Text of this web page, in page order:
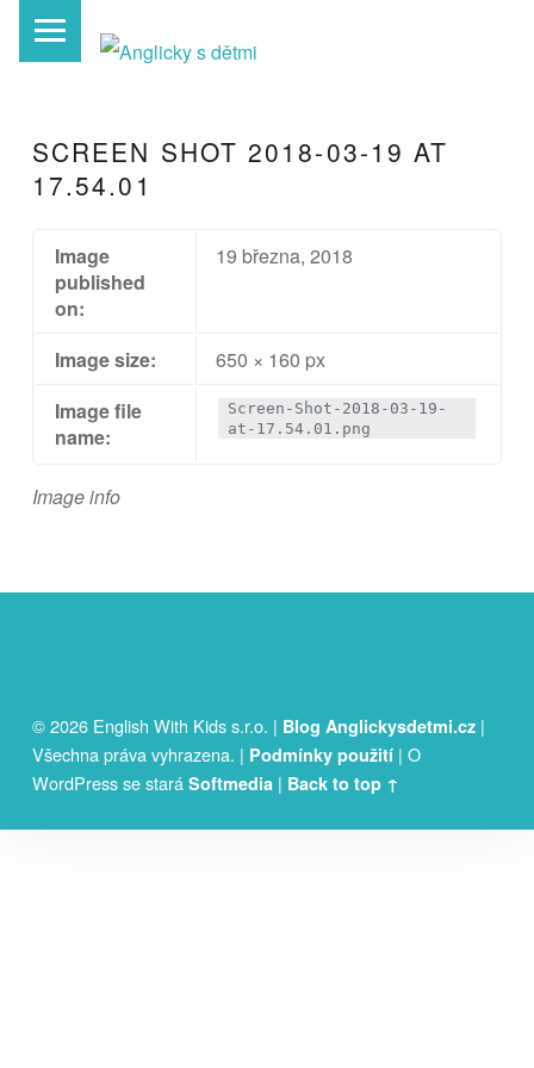
L
K
D
Ě
T
SCREEN SHOT 2018-03-19 AT
17.54.01
Image info
Image
published
on:
19 března, 2018
Image size:
650 × 160 px
Image file
name:
Screen-Shot-2018-03-19-
at-17.54.01.png
© 2026 English With Kids s.r.o. | Blog Anglickysdetmi.cz |
Všechna práva vyhrazena. | Podmínky použití | O
WordPress se stará Softmedia | Back to top ↑